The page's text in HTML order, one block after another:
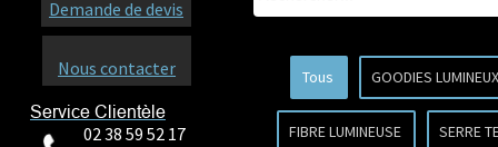
Service Clientèle
02 38 59 52 17
Demande de devis
Nous contacter Tous GOODIES
FIBRE LUMINEUSE SERRE